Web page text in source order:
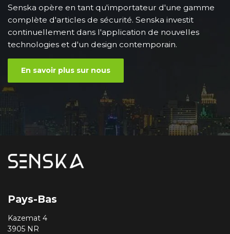
Senska opère en tant qu'importateur d'une gamme
complète d'articles de sécurité. Senska investit
continuellement dans l'application de nouvelles
technologies et d'un design contemporain.
En savoir plus sur nous
Pays-Bas
Kazemat 4
3905 NR